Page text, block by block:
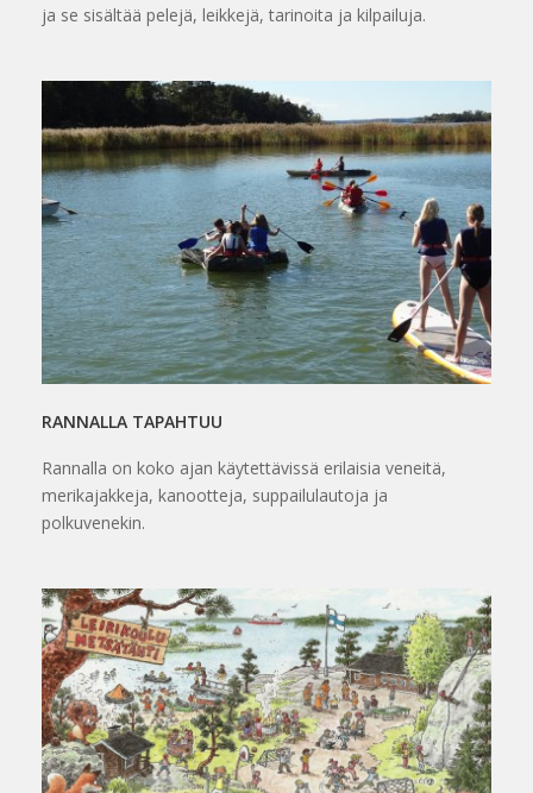
ja se sisältää pelejä, leikkejä, tarinoita ja kilpailuja.
RANNALLA TAPAHTUU
Rannalla on koko ajan käytettävissä erilaisia veneitä,
merikajakkeja, kanootteja, suppailulautoja ja
polkuvenekin.